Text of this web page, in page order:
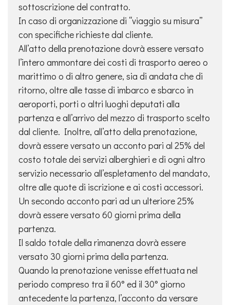
sottoscrizione del contratto.
In caso di organizzazione di “viaggio su misura”
con specifiche richieste dal cliente.
All’atto della prenotazione dovrà essere versato
l’intero ammontare dei costi di trasporto aereo o
marittimo o di altro genere, sia di andata che di
ritorno, oltre alle tasse di imbarco e sbarco in
aeroporti, porti o altri luoghi deputati alla
partenza e all’arrivo del mezzo di trasporto scelto
dal cliente. Inoltre, all’atto della prenotazione,
dovrà essere versato un acconto pari al 25% del
costo totale dei servizi alberghieri e di ogni altro
servizio necessario all’espletamento del mandato,
oltre alle quote di iscrizione e ai costi accessori.
Un secondo acconto pari ad un ulteriore 25%
dovrà essere versato 60 giorni prima della
partenza.
Il saldo totale della rimanenza dovrà essere
versato 30 giorni prima della partenza.
Quando la prenotazione venisse effettuata nel
periodo compreso tra il 60° ed il 30° giorno
antecedente la partenza, l’acconto da versare